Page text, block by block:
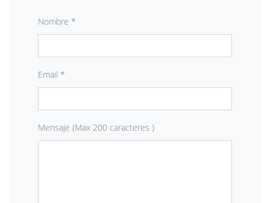
Nombre *
Email *
Mensaje (Max 200 caracteres )